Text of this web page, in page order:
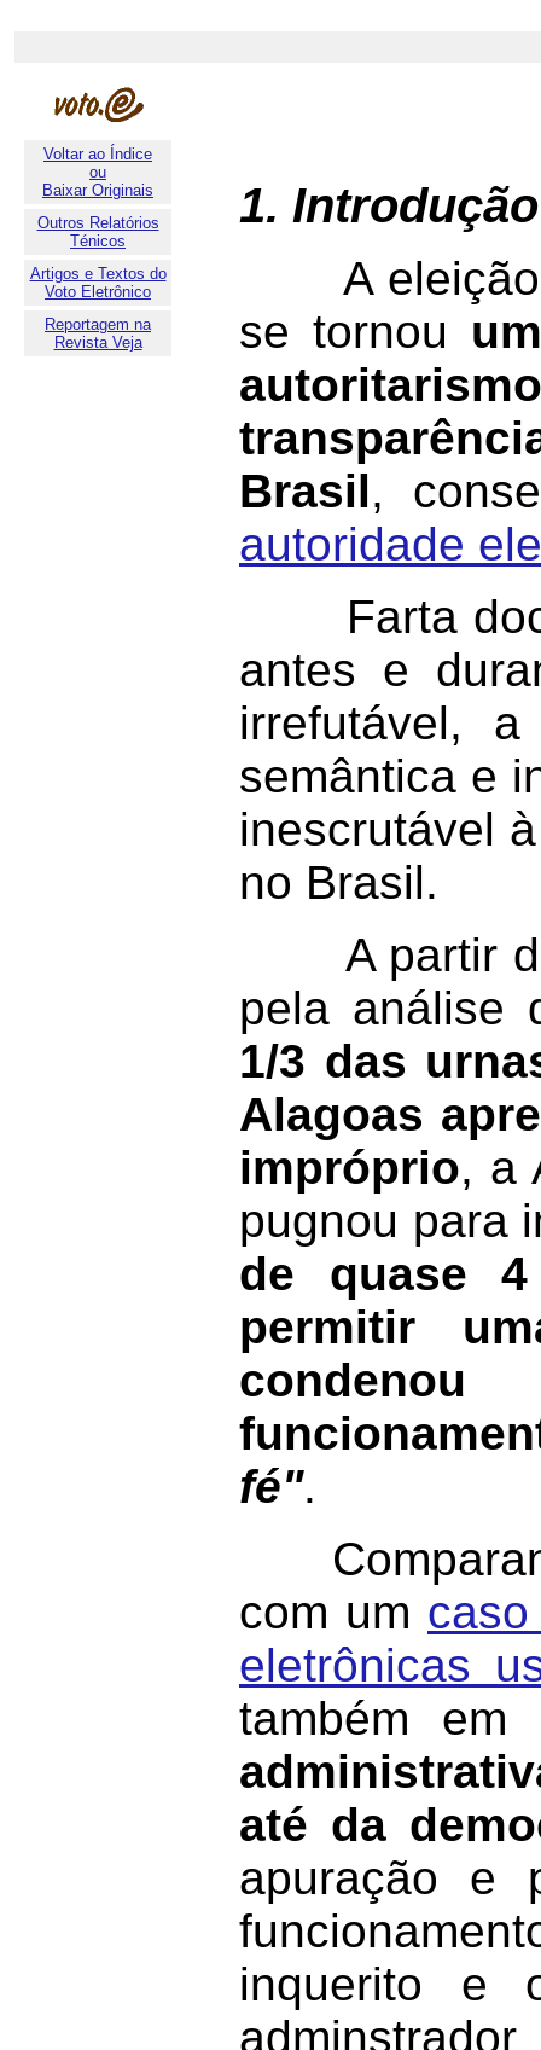
Voltar ao Índice
ou
Baixar Originais
Outros Relatórios
Ténicos
Artigos e Textos do
Voto Eletrônico
Reportagem na
Revista Veja
1. Introdução
A eleição
se tornou
Brasil,
autoridade
Farta
antes e
irrefutável,
semântica e
inescrutável
no Brasil.
A partir do
pela análise
1/3 das
Alagoas
impróprio, a
pugnou para
de quase
permitir
fé".
com um
eletrônicas
também
até da
apuração e
inquerito e